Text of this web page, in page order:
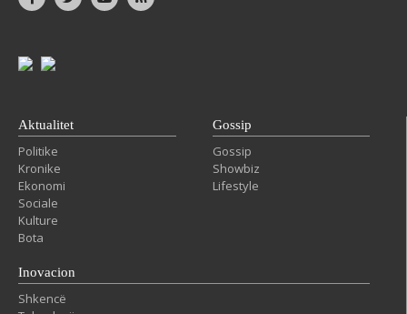
Aktualitet
Politike
Kronike
Ekonomi
Sociale
Kulture
Bota
Gossip
Gossip
Showbiz
Lifestyle
Inovacion
Shkencë